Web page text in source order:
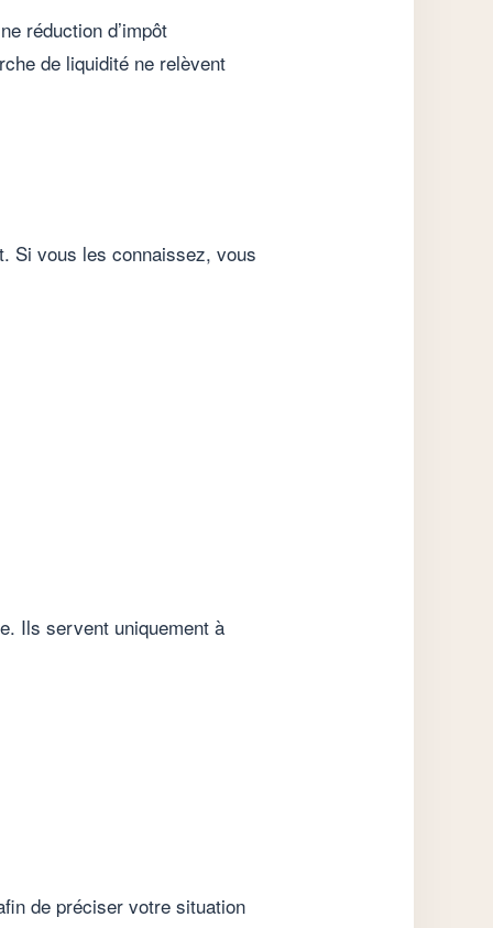
réduction d’impôt
de liquidité ne relèvent
Si vous les connaissez, vous
Ils servent uniquement à
de préciser votre situation